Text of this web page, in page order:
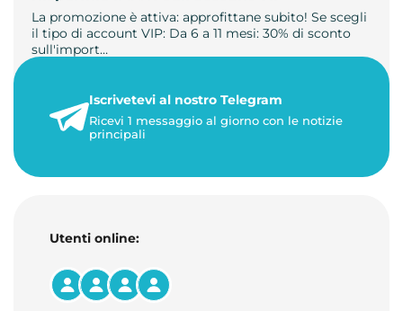
La promozione è attiva: approfittane subito! Se scegli
il tipo di account VIP: Da 6 a 11 mesi: 30% di sconto
sull'import…
1 minuto di letturaIscrivetevi al nostro Telegram
Ricevi 1 messaggio al giorno con le notizie
principali
Utenti online: